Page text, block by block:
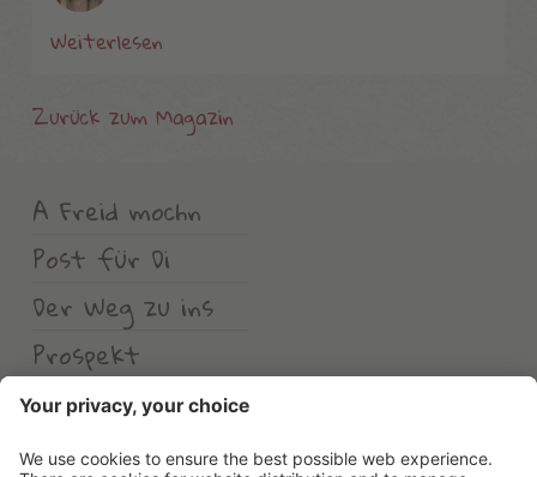
Weiterlesen
Zurück zum Magazin
A Freid mochn
Post für Di
Der Weg zu ins
Prospekt
Wetter
Erlebnishotel Waltershof